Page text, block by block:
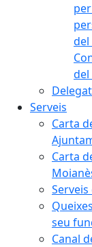
del
del
Serveis
Carta
Carta
seu
Canal